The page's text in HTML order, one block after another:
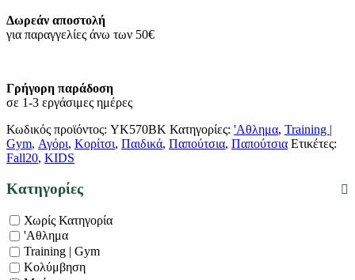
Δωρεάν αποστολή
για παραγγελίες άνω των 50€
Γρήγορη παράδοση
σε 1-3 εργάσιμες ημέρες
Κωδικός προϊόντος: YK570BK Κατηγορίες: 'Αθλημα, Training |
Gym, Αγόρι, Κορίτσι, Παιδικά, Παπούτσια, Παπούτσια Ετικέτες:
Fall20, KIDS
Κατηγορίες
Χωρίς Κατηγορία
'Αθλημα
Training | Gym
Κολύμβηση